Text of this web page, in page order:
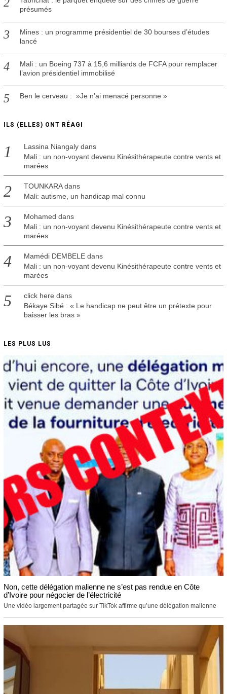
présumés
Mines : un programme présidentiel de 30 bourses d’études
lancé
Mali : un Boeing 737 à 15,6 milliards de FCFA pour remplacer
l’avion présidentiel immobilisé
Ben le cerveau : »Je n’ai menacé personne »
ILS (ELLES) ONT RÉAGI
Lassina Niangalydans
Mali : un non-voyant devenu Kinésithérapeute contre vents et
marées
TOUNKARAdans
Mali: autisme, un handicap mal connu
Mohamed dans
Mali : un non-voyant devenu Kinésithérapeute contre vents et
marées
Mamédi DEMBELEdans
Mali : un non-voyant devenu Kinésithérapeute contre vents et
marées
click here dans
Békaye Sibé : « Le handicap ne peut être un prétexte pour
baisser les bras »
LES PLUS LUS
Non, cette délégation malienne ne s’est pas rendue en Côte
d’Ivoire pour négocier de l’électricité
Une vidéo largement partagée sur TikTok affirme qu’une délégation malienne